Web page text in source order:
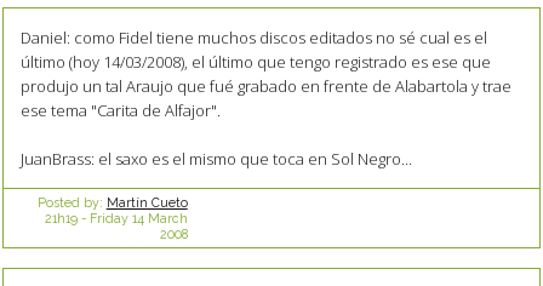
Daniel: como Fidel tiene muchos discos editados no sé cual es el
último (hoy 14/03/2008), el último que tengo registrado es ese que
produjo un tal Araujo que fué grabado en frente de Alabartola y trae
ese tema "Carita de Alfajor".
JuanBrass: el saxo es el mismo que toca en Sol Negro...
Posted by: Martín Cueto
21h19- Friday 14 March
2008